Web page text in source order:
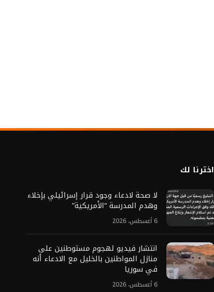
اخترنا لك
لا صحة لادعاء وجود قرار إسرائيلي بإخلاء
وهدم المدرسة “الأمريكية”
6 أغسطس، 2026
انتشار فيديو لهجوم مستوطنين على
منازل المواطنين بالخليل مع الادعاء أنه
في سوريا
6 أغسطس، 2026